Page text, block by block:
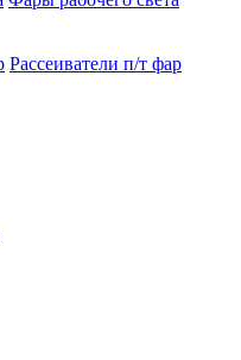
Рассеиватели п/т фар